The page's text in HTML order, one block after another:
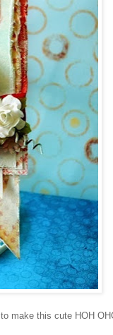
to make this cute HOH